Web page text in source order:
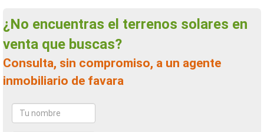
¿No encuentras el terrenos solares en
venta que buscas?
Consulta, sin compromiso, a un agente
inmobiliario de favara